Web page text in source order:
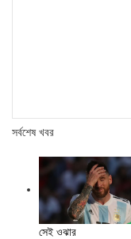
সর্বশেষ খবর
সেই ওঝার